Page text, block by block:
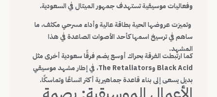
وفعاليات موسيقية تستهدف جمهور الميتال في السعودية.
وتميزت عروضها الحية بطاقة عالية وأداء مسرحي مكثف، ما
ساهم في ترسيخ اسمها كأحد الأصوات الصاعدة في هذا
المشهد.
كما ارتبطت الفرقة بحراك أوسع يضم فرقًا سعودية أخرى مثل
Black Acid وThe Retaliators، في إطار مشهد موسيقي
بديل يسعى إلى بناء قاعدة جماهيرية أكثر اتساعًا وتماسكًا.